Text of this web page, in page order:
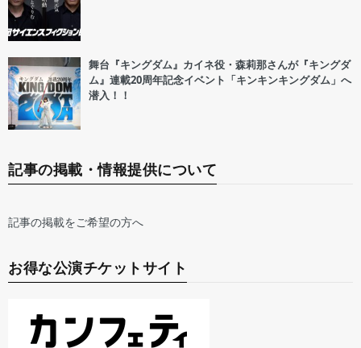
舞台『キングダム』カイネ役・森莉那さんが『キングダ
ム』連載20周年記念イベント「キンキンキングダム」へ
潜入！！
記事の掲載・情報提供について
記事の掲載をご希望の方へ
お得な公演チケットサイト